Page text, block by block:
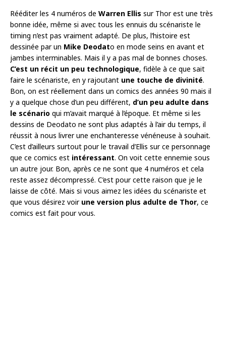
Rééditer les 4 numéros de Warren Ellis sur Thor est une très
bonne idée, même si avec tous les ennuis du scénariste le
timing n’est pas vraiment adapté. De plus, l’histoire est
dessinée par un Mike Deodato en mode seins en avant et
jambes interminables. Mais il y a pas mal de bonnes choses.
C’est un récit un peu technologique, fidèle à ce que sait
faire le scénariste, en y rajoutant une touche de divinité.
Bon, on est réellement dans un comics des années 90 mais il
y a quelque chose d’un peu différent, d’un peu adulte dans
le scénario qui m’avait marqué à l’époque. Et même si les
dessins de Deodato ne sont plus adaptés à l’air du temps, il
réussit à nous livrer une enchanteresse vénéneuse à souhait.
C’est d’ailleurs surtout pour le travail d’Ellis sur ce personnage
que ce comics est intéressant. On voit cette ennemie sous
un autre jour. Bon, après ce ne sont que 4 numéros et cela
reste assez décompressé. C’est pour cette raison que je le
laisse de côté. Mais si vous aimez les idées du scénariste et
que vous désirez voir une version plus adulte de Thor, ce
comics est fait pour vous.